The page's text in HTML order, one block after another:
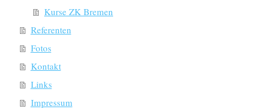
Kurse ZK Bremen
Referenten
Fotos
Kontakt
Links
Impressum